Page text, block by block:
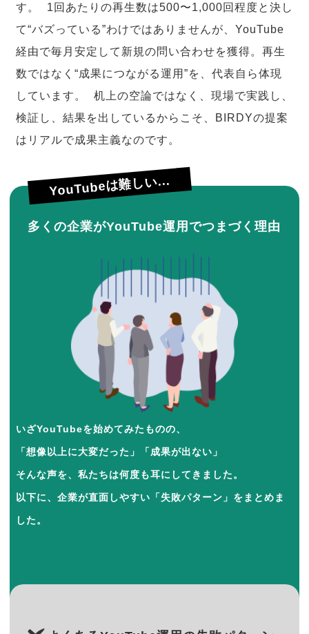
す。 1回あたりの再生数は500〜1,000回程度と決し
て“バズっている”わけではありませんが、YouTube
経由で毎月安定して新規の問い合わせを獲得。再生
数ではなく“成果につながる運用”を、代表自ら体現
しています。 机上の空論ではなく、現場で実践し、
検証し、結果を出しているからこそ、BIRDYの提案
はリアルで成果主義なのです。
YouTubeは難しい...
多くの企業がYouTube運用でつまづく理由
いざYouTubeを始めてみたものの、
「想像以上に大変だった」「成果が出ない」
そんな声を、私たちは何度も耳にしてきました。
以下に、企業が直面しやすい「失敗パターン」をまとめま
した。